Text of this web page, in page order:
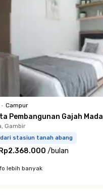
• Campur
Pembangunan Gajah Mada
Gambir
stasiun tanah abang
Rp2.368.000 /bulan
lebih banyak